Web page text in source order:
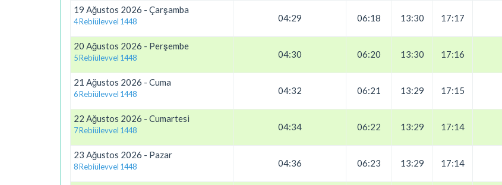
19 Ağustos 2026 - Çarşamba
4 Rebiülevvel 1448 04:29 06:18 13:30 17:17
20 Ağustos 2026 - Perşembe
5 Rebiülevvel 1448 04:30 06:20 13:30 17:16
21 Ağustos 2026 - Cuma
6 Rebiülevvel 1448 04:32 06:21 13:29 17:15
22 Ağustos 2026 - Cumartesi
7 Rebiülevvel 1448 04:34 06:22 13:29 17:14
23 Ağustos 2026 - Pazar
8 Rebiülevvel 1448 04:36 06:23 13:29 17:14